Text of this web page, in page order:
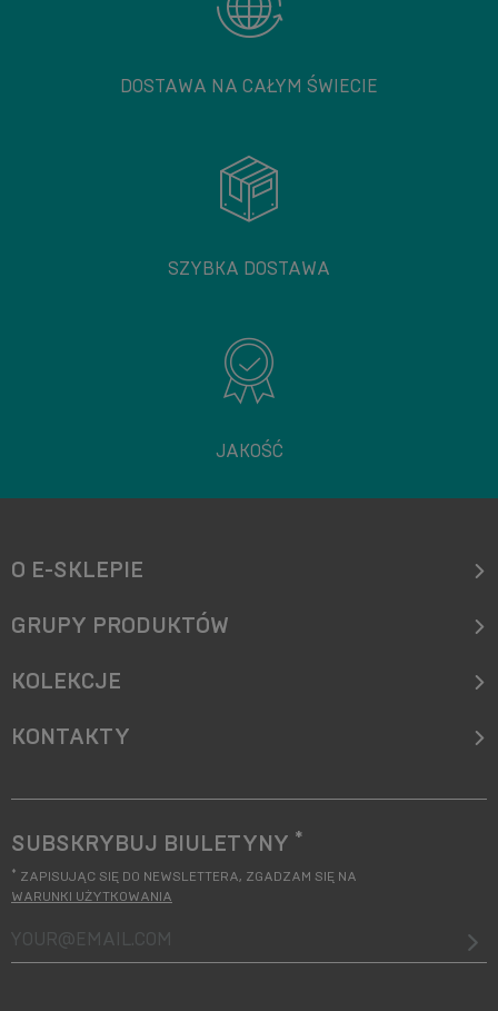
DOSTAWA NA CAŁYM ŚWIECIE
SZYBKA DOSTAWA
JAKOŚĆ
O E-SKLEPIE
GRUPY PRODUKTÓW
KOLEKCJE
KONTAKTY
SUBSKRYBUJ BIULETYNY *
* ZAPISUJĄC SIĘ DO NEWSLETTERA, ZGADZAM SIĘ NA
WARUNKI UŻYTKOWANIA
your@email.com